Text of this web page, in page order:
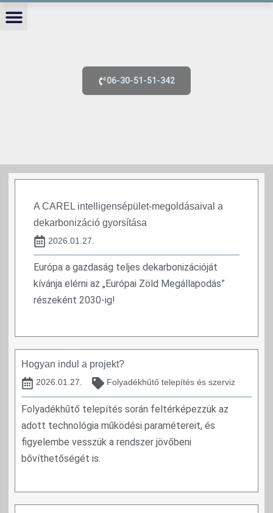
to
06-30-51-51-342
A CAREL intelligensépület-megoldásaival a
dekarbonizáció gyorsítása
2026.01.27.
Európa a gazdaság teljes dekarbonizációját
kívánja elérni az „Európai Zöld Megállapodás”
részeként 2030-ig!
Hogyan indul a projekt?
2026.01.27. Folyadékhűtő telepítés és szerviz
Folyadékhűtő telepítés során feltérképezzük az
adott technológia működési paramétereit, és
figyelembe vesszük a rendszer jövőbeni
bővíthetőségét is.